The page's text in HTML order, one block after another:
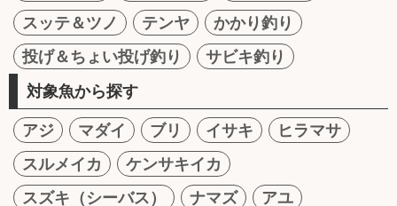
スッテ＆ツノ
テンヤ
かかり釣り
投げ＆ちょい投げ釣り
サビキ釣り
対象魚から探す
アジ マダイ ブリ イサキ
ヒラマサ
スルメイカ
ケンサキイカ
スズキ（シーバス）
ナマズ
アユ